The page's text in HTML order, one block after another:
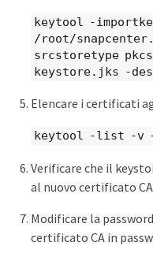
keytool -
/root/
srcstoretype
keystore.jks -
Elencare i certificati
keytool -list -v -
Verificare che il
al nuovo certificato
Modificare la
certificato CA in